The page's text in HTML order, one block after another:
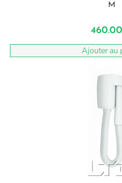
M
460.00
Ajouter au